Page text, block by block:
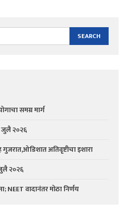
समग्र मार्ग
जुलै २०२६
गुजरात,ओडिशात अतिवृष्टीचा इशारा
२०२६
NEET वादानंतर मोठा निर्णय